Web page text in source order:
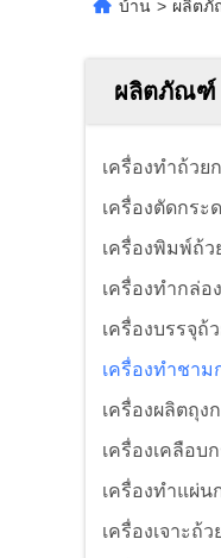
บ้าน > ผลิต
ผลิตภัณฑ์
เครื่องทำถ้วย
เครื่องตัดกระ
เครื่องพิมพ์ถ้ว
เครื่องทำกล่อ
เครื่องบรรจุถ้
เครื่องทำชาม
เครื่องผลิตถุง
เครื่องเคลือบ
เครื่องทำแผ่น
เครื่องเจาะถ้